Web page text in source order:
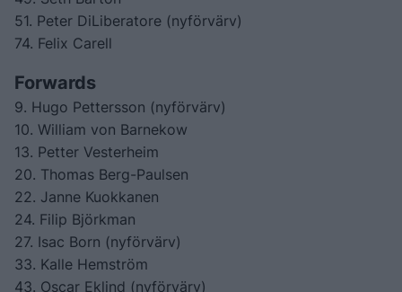
51. Peter DiLiberatore (nyförvärv)
74. Felix Carell
Forwards
9. Hugo Pettersson (nyförvärv)
10. William von Barnekow
13. Petter Vesterheim
20. Thomas Berg-Paulsen
22. Janne Kuokkanen
24. Filip Björkman
27. Isac Born (nyförvärv)
33. Kalle Hemström
43. Oscar Eklind (nyförvärv)